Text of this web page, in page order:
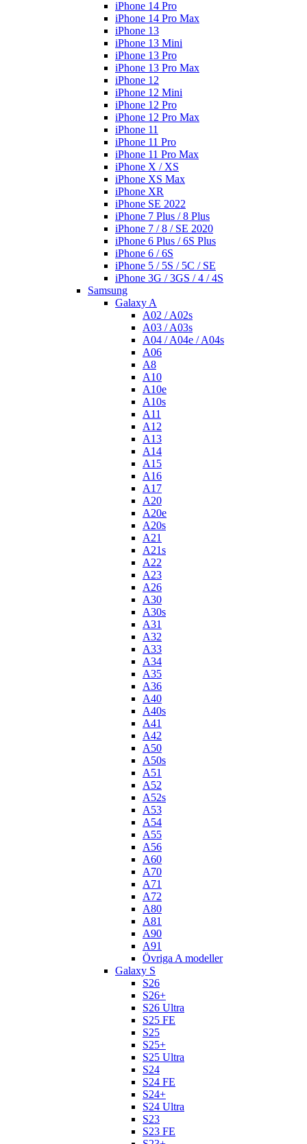
iPhone 14 Pro
iPhone 14 Pro Max
iPhone 13
iPhone 13 Mini
iPhone 13 Pro
iPhone 13 Pro Max
iPhone 12
iPhone 12 Mini
iPhone 12 Pro
iPhone 12 Pro Max
iPhone 11
iPhone 11 Pro
iPhone 11 Pro Max
iPhone X / XS
iPhone XS Max
iPhone XR
iPhone SE 2022
iPhone 7 Plus / 8 Plus
iPhone 7 / 8 / SE 2020
iPhone 6 Plus / 6S Plus
iPhone 6 / 6S
iPhone 5 / 5S / 5C / SE
iPhone 3G / 3GS / 4 / 4S
Samsung
Galaxy A
A02 / A02s
A03 / A03s
A04 / A04e / A04s
A06
A8
A10
A10e
A10s
A11
A12
A13
A14
A15
A16
A17
A20
A20e
A20s
A21
A21s
A22
A23
A26
A30
A30s
A31
A32
A33
A34
A35
A36
A40
A40s
A41
A42
A50
A50s
A51
A52
A52s
A53
A54
A55
A56
A60
A70
A71
A72
A80
A81
A90
A91
Övriga A modeller
Galaxy S
S26
S26+
S26 Ultra
S25 FE
S25
S25+
S25 Ultra
S24
S24 FE
S24+
S24 Ultra
S23
S23 FE